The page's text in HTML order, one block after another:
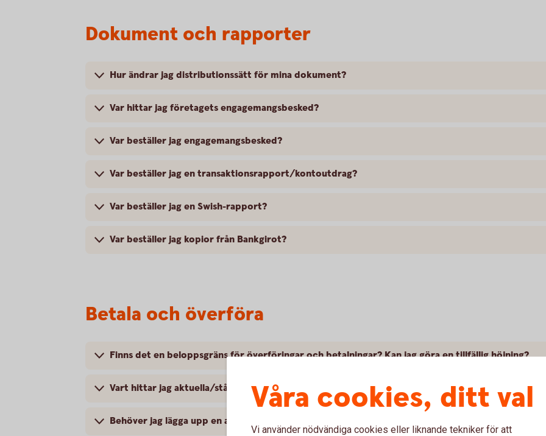
Dokument och rapporter
Hur ändrar jag distributionssätt för mina dokument?
Var hittar jag företagets engagemangsbesked?
Var beställer jag engagemangsbesked?
Var beställer jag en transaktionsrapport/kontoutdrag?
Var beställer jag en Swish-rapport?
Var beställer jag kopior från Bankgirot?
Betala och överföra
Finns det en beloppsgräns för överföringar och betalningar? Kan jag göra en tillfällig höjning?
Vart hittar jag aktuella/stående överföringar?
Behöver jag lägga upp en avvisad betalning på nytt?
Våra cookies, ditt val
Vi använder nödvändiga cookies eller liknande tekniker för att